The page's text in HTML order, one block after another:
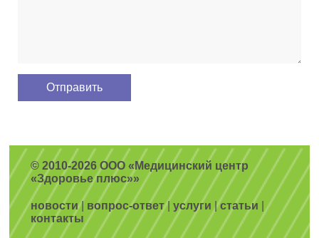
© 2010-2026 ООО «Медицинский центр
«Здоровье плюс»»
новости| вопрос-ответ|услуги |статьи
контакты